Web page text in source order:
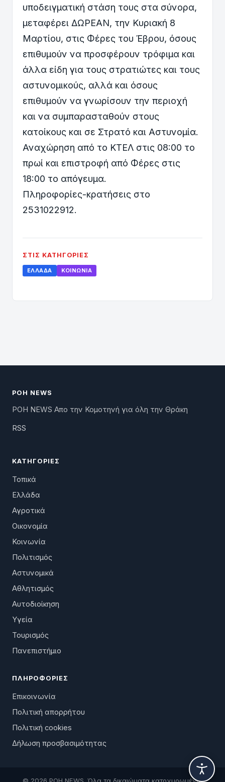
υποδειγματική στάση τους στα σύνορα,
μεταφέρει ΔΩΡΕΑΝ, την Κυριακή 8
Μαρτίου, στις Φέρες του Έβρου, όσους
επιθυμούν να προσφέρουν τρόφιμα και
άλλα είδη για τους στρατιώτες και τους
αστυνομικούς, αλλά και όσους
επιθυμούν να γνωρίσουν την περιοχή
και να συμπαρασταθούν στους
κατοίκους και σε Στρατό και Αστυνομία.
Αναχώρηση από το ΚΤΕΛ στις 08:00 το
πρωί και επιστροφή από Φέρες στις
18:00 το απόγευμα.
Πληροφορίες-κρατήσεις στο
2531022912.
ΣΤΙΣ ΚΑΤΗΓΟΡΊΕΣ
ΕΛΛΆΔΑ ΚΟΙΝΩΝΊΑ
ΡΟΗ NEWS
ΡΟΗ NEWS Απο την Κομοτηνή για όλη την Θράκη
RSS
ΚΑΤΗΓΟΡΊΕΣ
Τοπικά
Ελλάδα
Αγροτικά
Οικονομία
Κοινωνία
Πολιτισμός
Αστυνομικά
Αθλητισμός
Αυτοδιοίκηση
Υγεία
Τουρισμός
Πανεπιστήμιο
ΠΛΗΡΟΦΟΡΊΕΣ
Επικοινωνία
Πολιτική απορρήτου
Πολιτική cookies
Δήλωση προσβασιμότητας